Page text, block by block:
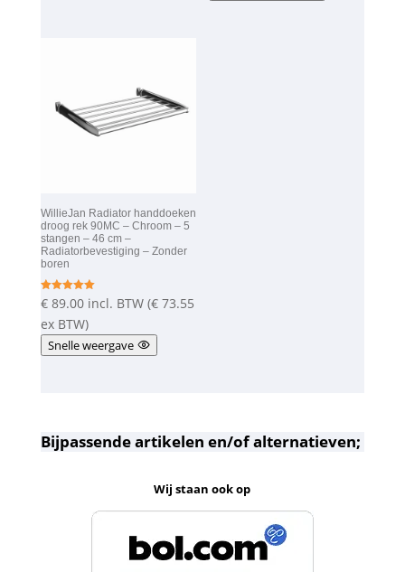
WillieJan Radiator handdoeken
droog rek 90MC – Chroom – 5
stangen – 46 cm –
Radiatorbevestiging – Zonder
boren
Gewaardeer
d
5.00
uit 5
€89.00 incl. BTW (€73.55
ex BTW)
Snelle weergave
Bijpassende artikelen en/of alternatieven;
Wij staan ook op